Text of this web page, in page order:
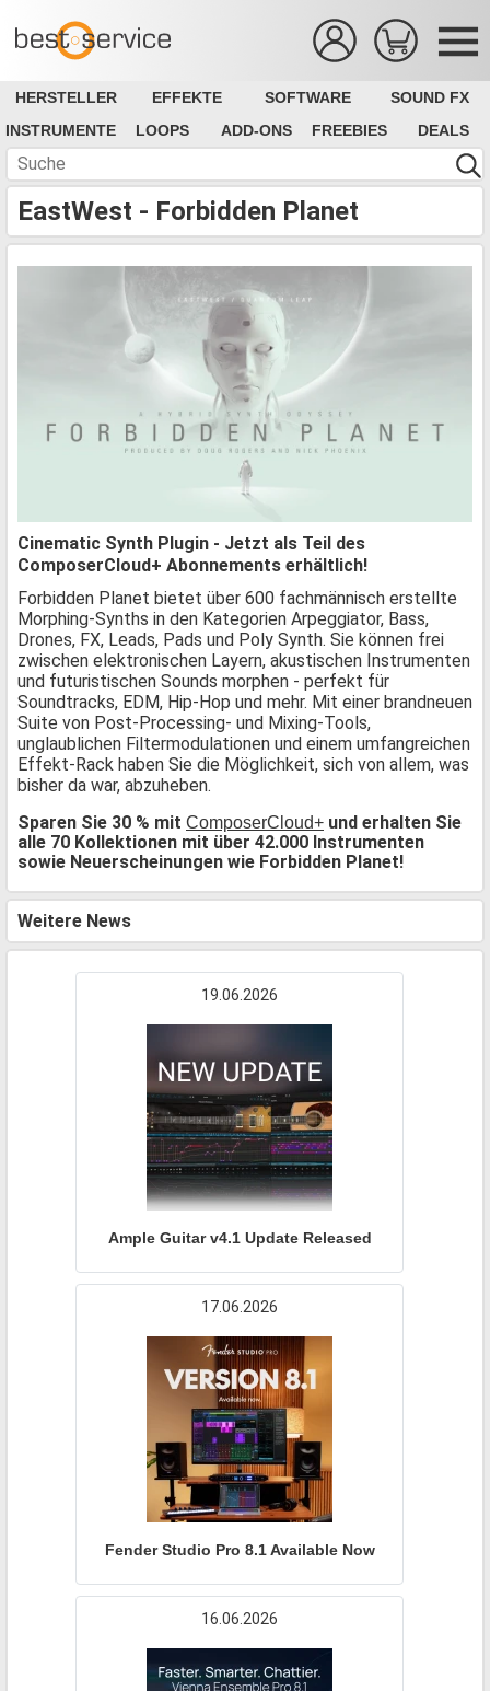
HERSTELLER EFFEKTE SOFTWARE
SOUND FX
INSTRUMENTE
LOOPS ADD-ONS FREEBIES DEALS
EastWest - Forbidden Planet
Cinematic Synth Plugin - Jetzt als Teil des
ComposerCloud+ Abonnements erhältlich!
Forbidden Planet bietet über 600 fachmännisch erstellte
Morphing-Synths in den Kategorien Arpeggiator, Bass,
Drones, FX, Leads, Pads und Poly Synth. Sie können frei
zwischen elektronischen Layern, akustischen Instrumenten
und futuristischen Sounds morphen - perfekt für
Soundtracks, EDM, Hip-Hop und mehr. Mit einer brandneuen
Suite von Post-Processing- und Mixing-Tools,
unglaublichen Filtermodulationen und einem umfangreichen
Effekt-Rack haben Sie die Möglichkeit, sich von allem, was
bisher da war, abzuheben.
Sparen Sie 30 % mit ComposerCloud+ und erhalten Sie
alle 70 Kollektionen mit über 42.000 Instrumenten
sowie Neuerscheinungen wie Forbidden Planet!
Weitere News
19.06.2026
Ample Guitar v4.1 Update Released
17.06.2026
Fender Studio Pro 8.1 Available Now
16.06.2026